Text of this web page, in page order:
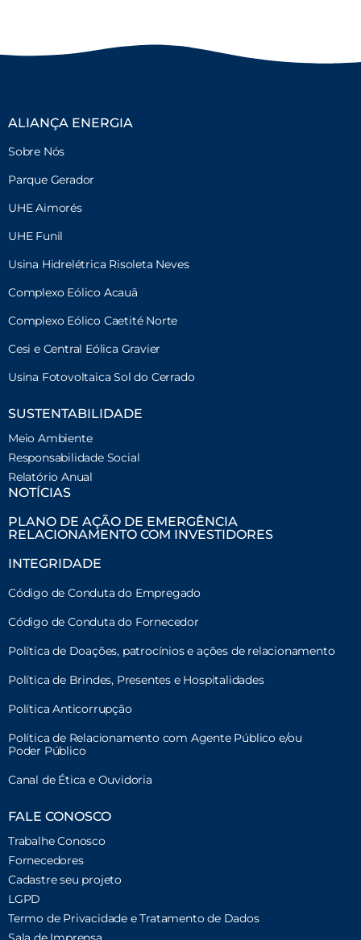
ALIANÇA ENERGIA
Sobre Nós
Parque Gerador
UHE Aimorés
UHE Funil
Usina Hidrelétrica Risoleta Neves
Complexo Eólico Acauã
Complexo Eólico Caetité Norte
Cesi e Central Eólica Gravier
Usina Fotovoltaica Sol do Cerrado
SUSTENTABILIDADE
Meio Ambiente
Responsabilidade Social
Relatório Anual
NOTÍCIAS
PLANO DE AÇÃO DE EMERGÊNCIA
RELACIONAMENTO COM INVESTIDORES
INTEGRIDADE
Código de Conduta do Empregado
Código de Conduta do Fornecedor
Política de Doações, patrocínios e ações de relacionamento
Política de Brindes, Presentes e Hospitalidades
Política Anticorrupção
Política de Relacionamento com Agente Público e/ou
Poder Público
Canal de Ética e Ouvidoria
FALE CONOSCO
Trabalhe Conosco
Fornecedores
Cadastre seu projeto
LGPD
Termo de Privacidade e Tratamento de Dados